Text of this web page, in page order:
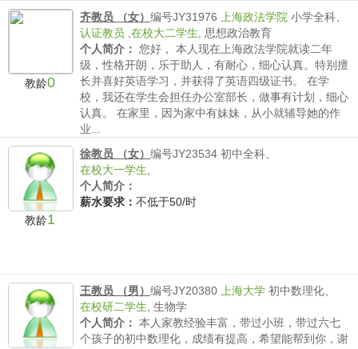
中以及出国数学家教；博士生期间两年授课和答疑经
验，纯英文教学...
薪水要求：不低于80/时
教龄0
齐教员 （女） 编号JY31976 上海政法学院 小学全科、
认证教员 在校大二学生
思想政治教育
个人简介： 您好， 本人现在上海政法学院就读二年
级，性格开朗，乐于助人，有耐心，细心认真。特别擅
长并喜好英语学习，并获得了英语四级证书。 在学
校，我还在学生会担任办公室部长，做事有计划，细心
认真。 在家里，因为家中有妹妹，从小就辅导她的作
业...
教龄1
徐教员 （女） 编号JY23534 初中全科、
在校大一学生
个人简介：
薪水要求： 不低于50/时
王教员 （男） 编号JY20380 上海大学 初中数理化、
在校研二学生 生物学
个人简介： 本人家教经验丰富，带过小班，带过六七
个孩子的初中数理化，成绩有提高，希望能帮到你，谢